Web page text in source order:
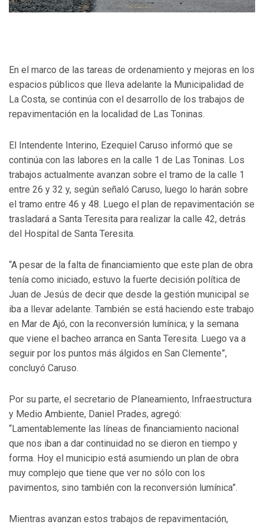
En el marco de las tareas de ordenamiento y mejoras en los
espacios públicos que lleva adelante la Municipalidad de
La Costa, se continúa con el desarrollo de los trabajos de
repavimentación en la localidad de Las Toninas.
El Intendente Interino, Ezequiel Caruso informó que se
continúa con las labores en la calle 1 de Las Toninas. Los
trabajos actualmente avanzan sobre el tramo de la calle 1
entre 26 y 32 y, según señaló Caruso, luego lo harán sobre
el tramo entre 46 y 48. Luego el plan de repavimentación se
trasladará a Santa Teresita para realizar la calle 42, detrás
del Hospital de Santa Teresita.
“A pesar de la falta de financiamiento que este plan de obra
tenía como iniciado, estuvo la fuerte decisión política de
Juan de Jesús de decir que desde la gestión municipal se
iba a llevar adelante. También se está haciendo este trabajo
en Mar de Ajó, con la reconversión lumínica; y la semana
que viene el bacheo arranca en Santa Teresita. Luego va a
seguir por los puntos más álgidos en San Clemente”,
concluyó Caruso.
Por su parte, el secretario de Planeamiento, Infraestructura
y Medio Ambiente, Daniel Prades, agregó:
“Lamentablemente las líneas de financiamiento nacional
que nos iban a dar continuidad no se dieron en tiempo y
forma. Hoy el municipio está asumiendo un plan de obra
muy complejo que tiene que ver no sólo con los
pavimentos, sino también con la reconversión lumínica”.
Mientras avanzan estos trabajos de repavimentación,